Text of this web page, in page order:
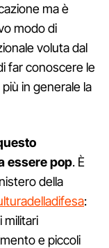
ma è
modo di
voluta dal
far conoscere le
in generale la
essere pop. È
della
:
militari
e piccoli